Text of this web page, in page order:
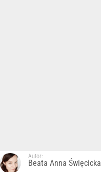
Autor:
Beata Anna Święcicka